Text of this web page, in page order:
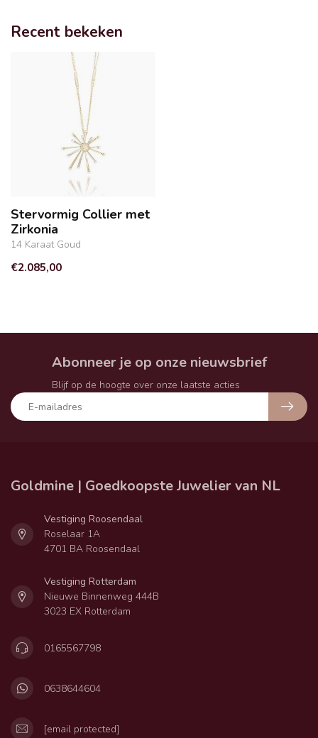
Recent bekeken
Stervormig Collier met
Zirkonia
14 Karaat Goud
€2.085,00
Abonneer je op onze nieuwsbrief
Blijf op de hoogte over onze laatste acties
Goldmine | Goedkoopste Juwelier van NL
Vestiging Roosendaal
Roselaar 1A
4701 BA Roosendaal
Vestiging Rotterdam
Nieuwe Binnenweg 444B
3023 EX Rotterdam
0165567798
0638644604
[email protected]